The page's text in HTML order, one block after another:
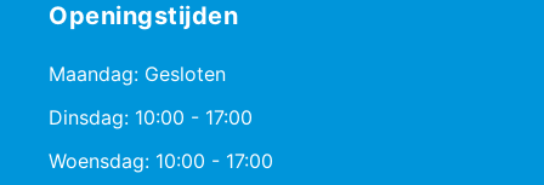
Openingstijden
Maandag: Gesloten
Dinsdag: 10:00 - 17:00
Woensdag: 10:00 - 17:00